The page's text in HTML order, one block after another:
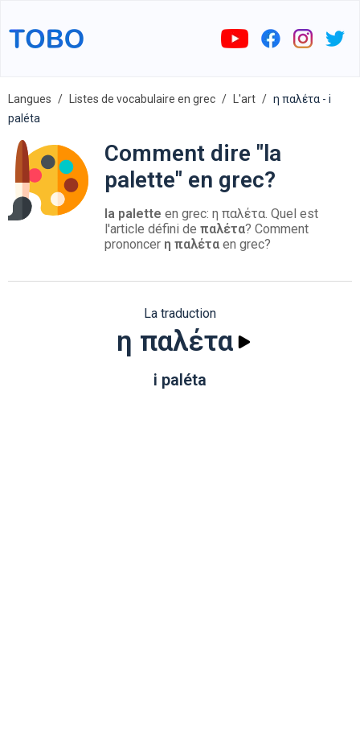
Langues Listes de vocabulaire en grec L'art
η παλέτα - i
paléta
Comment dire "la
palette" en grec?
la palette en grec: η παλέτα. Quel est
l'article défini de παλέτα? Comment
prononcer η παλέτα en grec?
La traduction
η παλέτα
i paléta